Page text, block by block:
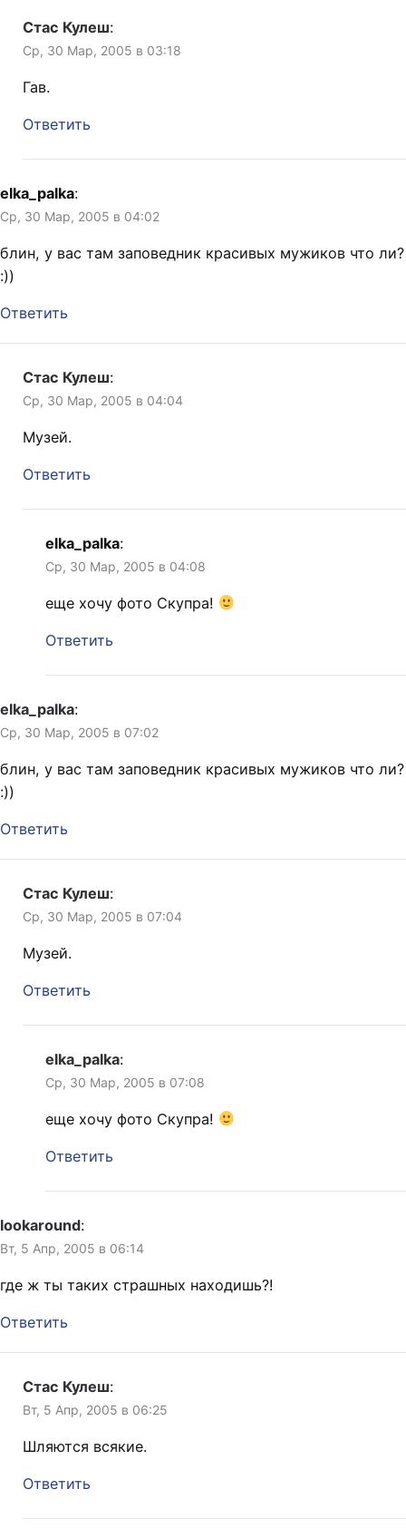
Стас Кулеш:
Ср, 30 Мар, 2005 в 03:18
Гав.
Ответить
elka_palka:
Ср, 30 Мар, 2005 в 04:02
блин, у вас там заповедник красивых мужиков что ли?
:))
Ответить
Стас Кулеш:
Ср, 30 Мар, 2005 в 04:04
Музей.
Ответить
elka_palka:
Ср, 30 Мар, 2005 в 04:08
еще хочу фото Скупра!
Ответить
elka_palka:
Ср, 30 Мар, 2005 в 07:02
блин, у вас там заповедник красивых мужиков что ли?
:))
Ответить
Стас Кулеш:
Ср, 30 Мар, 2005 в 07:04
Музей.
Ответить
elka_palka:
Ср, 30 Мар, 2005 в 07:08
еще хочу фото Скупра!
Ответить
lookaround:
Вт, 5 Апр, 2005 в 06:14
где ж ты таких страшных находишь?!
Ответить
Стас Кулеш:
Вт, 5 Апр, 2005 в 06:25
Шляются всякие.
Ответить